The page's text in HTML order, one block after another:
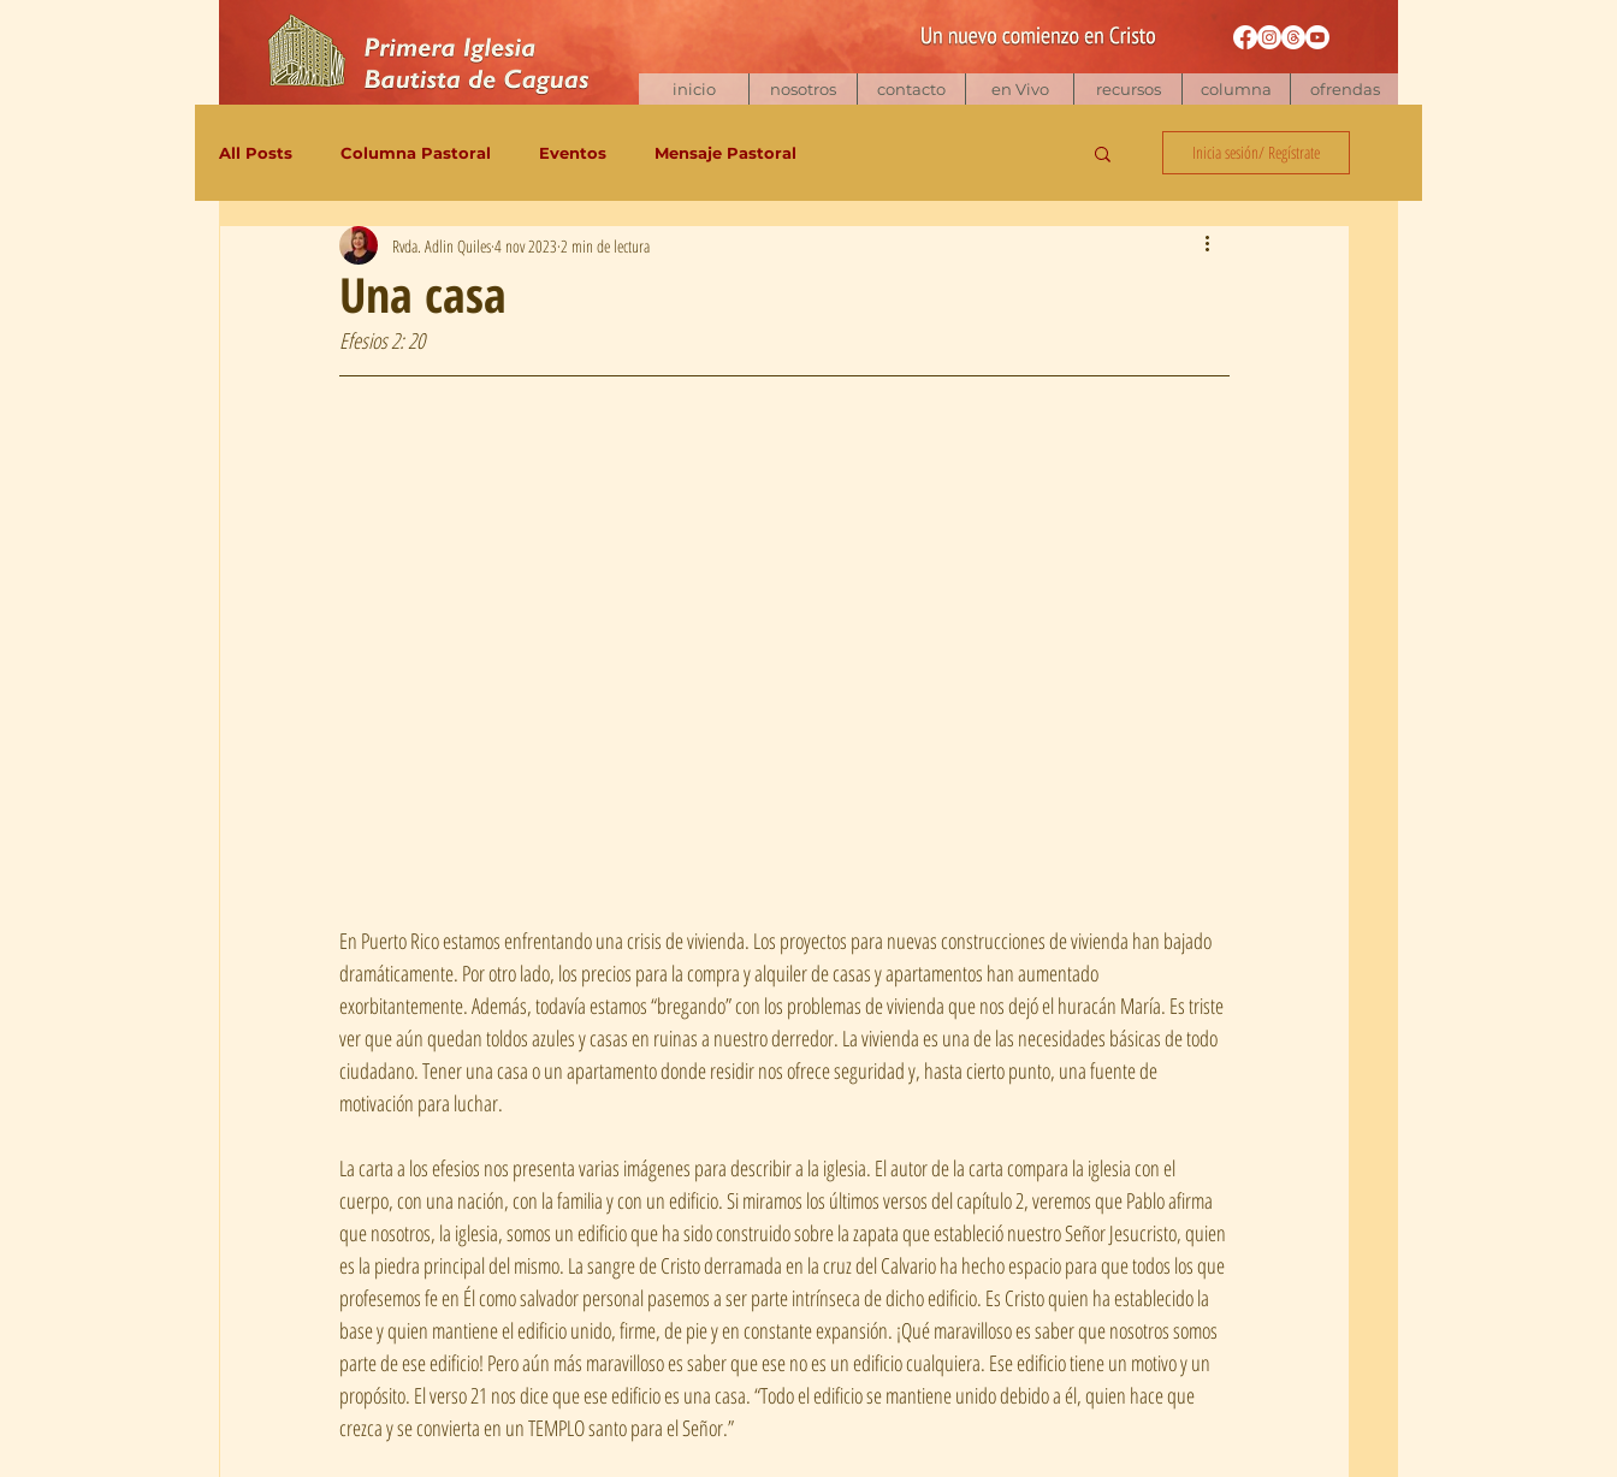
inicio nosotros contacto en Vivo recursos columna ofrendas
All Posts Columna Pastoral Eventos Mensaje Pastoral Inicia sesión/ Regístrate
Una casa
Rvda. Adlin Quiles4 nov 2023 2 min de lectura
Efesios 2: 20
En Puerto Rico estamos enfrentando una crisis de vivienda. Los proyectos para nuevas construcciones de vivienda han bajado
dramáticamente. Por otro lado, los precios para la compra y alquiler de casas y apartamentos han aumentado
exorbitantemente. Además, todavía estamos “bregando” con los problemas de vivienda que nos dejó el huracán María. Es triste
ver que aún quedan toldos azules y casas en ruinas a nuestro derredor. La vivienda es una de las necesidades básicas de todo
ciudadano. Tener una casa o un apartamento donde residir nos ofrece seguridad y, hasta cierto punto, una fuente de
motivación para luchar.
La carta a los efesios nos presenta varias imágenes para describir a la iglesia. El autor de la carta compara la iglesia con el
cuerpo, con una nación, con la familia y con un edificio. Si miramos los últimos versos del capítulo 2, veremos que Pablo afirma
que nosotros, la iglesia, somos un edificio que ha sido construido sobre la zapata que estableció nuestro Señor Jesucristo, quien
es la piedra principal del mismo. La sangre de Cristo derramada en la cruz del Calvario ha hecho espacio para que todos los que
profesemos fe en Él como salvador personal pasemos a ser parte intrínseca de dicho edificio. Es Cristo quien ha establecido la
base y quien mantiene el edificio unido, firme, de pie y en constante expansión. ¡Qué maravilloso es saber que nosotros somos
parte de ese edificio! Pero aún más maravilloso es saber que ese no es un edificio cualquiera. Ese edificio tiene un motivo y un
propósito. El verso 21 nos dice que ese edificio es una casa. “Todo el edificio se mantiene unido debido a él, quien hace que
crezca y se convierta en un TEMPLO santo para el Señor.”